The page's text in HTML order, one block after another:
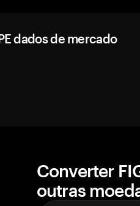
dados de mercado
Converter
outras